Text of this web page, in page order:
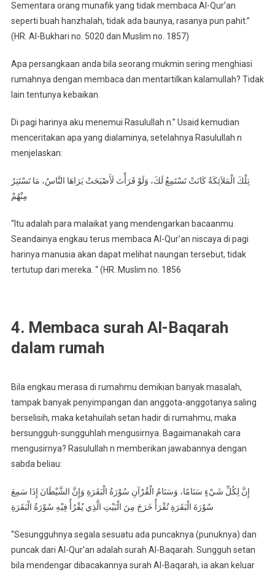
Sementara orang munafik yang tidak membaca Al-Qur’an
seperti buah hanzhalah, tidak ada baunya, rasanya pun pahit.”
(HR. Al-Bukhari no. 5020 dan Muslim no. 1857)
Apa persangkaan anda bila seorang mukmin sering menghiasi
rumahnya dengan membaca dan mentartilkan kalamullah? Tidak
lain tentunya kebaikan.
Di pagi harinya aku menemui Rasulullah n.” Usaid kemudian
menceritakan apa yang dialaminya, setelahnya Rasulullah n
menjelaskan:
تِلْكَ الْمَلاَئِكَةُ كَانَتْ تَسْتَمِعُ لَكَ، وَلَوْ قَرَأْتَ لَأَصْبَحَتْ يَرَاهَا النَّاسُ، مَا تَسْتَتِرُ
مِنْهُمْ
“Itu adalah para malaikat yang mendengarkan bacaanmu.
Seandainya engkau terus membaca Al-Qur’an niscaya di pagi
harinya manusia akan dapat melihat naungan tersebut, tidak
tertutup dari mereka. “ (HR. Muslim no. 1856
4. Membaca surah Al-Baqarah
dalam rumah
Bila engkau merasa di rumahmu demikian banyak masalah,
tampak banyak penyimpangan dan anggota-anggotanya saling
berselisih, maka ketahuilah setan hadir di rumahmu, maka
bersungguh-sungguhlah mengusirnya. Bagaimanakah cara
mengusirnya? Rasulullah n memberikan jawabannya dengan
sabda beliau:
إِنَّ لِكُلِّ شَيْءٍ سَنَامًا، وَسَنَامُ الْقُرْآنِ سُوْرَةُ الْبَقَرَةِ وَإِنَّ الشَّيْطَانَ إِذَا سَمِعَ
سُوْرَةَ الْبَقَرَةِ تُقْرَأُ خَرَجَ مِنَ الْبَيْتِ الَّذِي يُقْرُأُ فِيْهِ سُوْرَةُ الْبَقَرَةِ
“Sesungguhnya segala sesuatu ada puncaknya (punuknya) dan
puncak dari Al-Qur’an adalah surah Al-Baqarah. Sungguh setan
bila mendengar dibacakannya surah Al-Baqarah, ia akan keluar